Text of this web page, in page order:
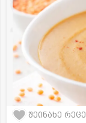
შეინახე